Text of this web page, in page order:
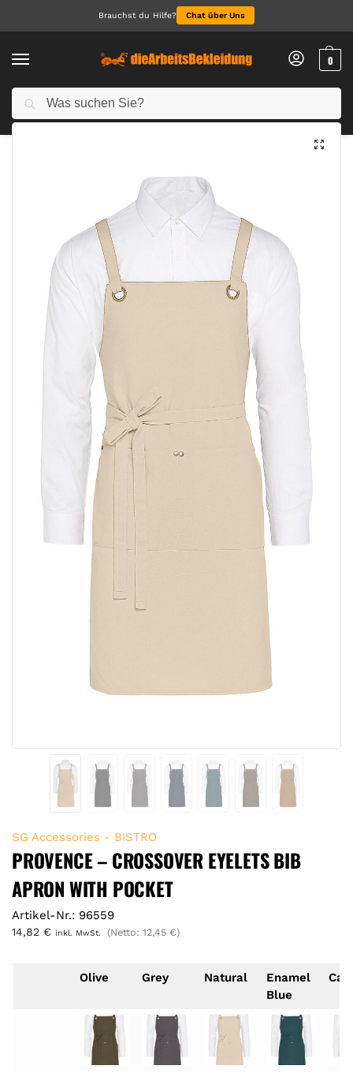
Brauchst du Hilfe? Chat über Uns
0
Start Hotel/Restaurant/ Catering/Care
SG Accessories - BISTRO
PROVENCE – CROSSOVER EYELETS BIB
APRON WITH POCKET
Artikel-Nr.: 96559
14,82 € inkl. MwSt. (Netto: 12,45 €)
Olive Grey Natural
Enamel
Blue